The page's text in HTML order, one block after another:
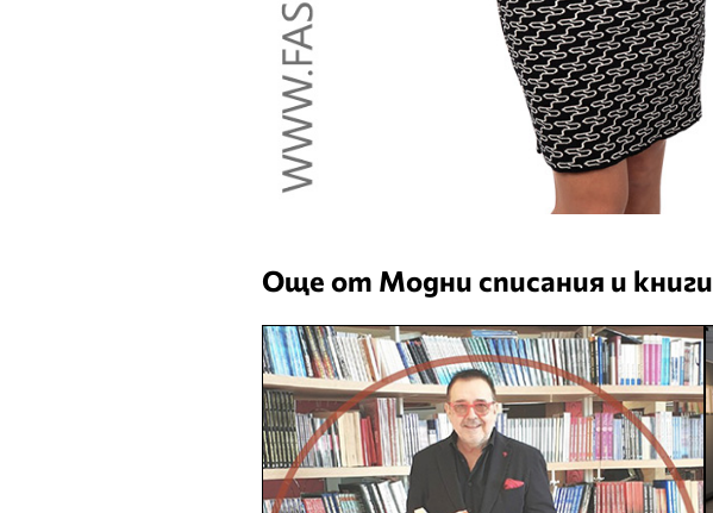
Още от Модни списания и книги